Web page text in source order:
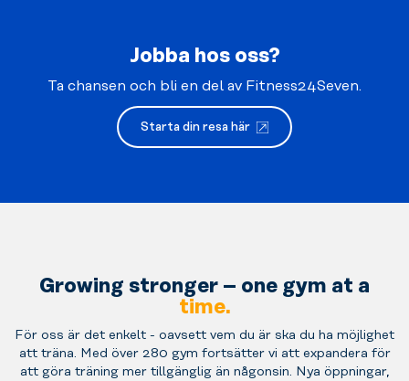
Jobba hos oss?
Ta chansen och bli en del av Fitness24Seven.
Starta din resa här
Growing stronger – one gym at a
time.
För oss är det enkelt - oavsett vem du är ska du ha möjlighet
att träna. Med över 280 gym fortsätter vi att expandera för
att göra träning mer tillgänglig än någonsin. Nya öppningar,